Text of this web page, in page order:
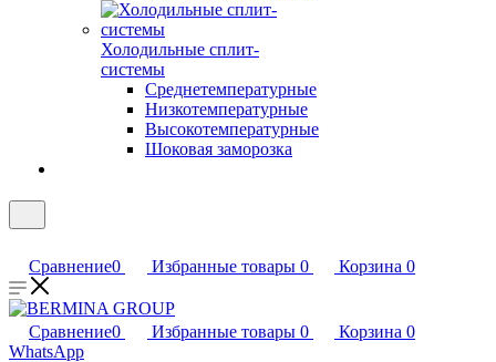
Холодильные сплит-
системы
Среднетемпературные
Низкотемпературные
Высокотемпературные
Шоковая заморозка
Сравнение0 Избранные товары 0 Корзина 0
Сравнение0 Избранные товары 0 Корзина 0
WhatsApp